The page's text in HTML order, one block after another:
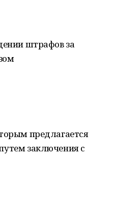
штрафов за
предлагается
заключения с